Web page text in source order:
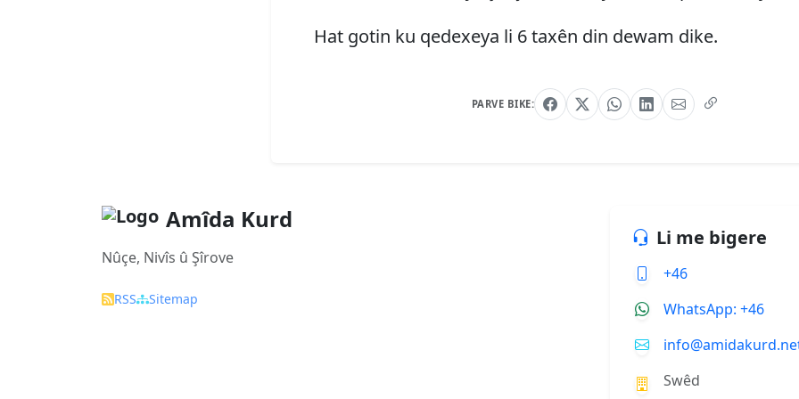
Hat gotin ku qedexeya li 6 taxên din dewam dike.
PARVE BIKE:
Amîda Kurd
Nûçe, Nivîs û Şîrove
RSS Sitemap
Li me bigere
+46
WhatsApp: +46
Swêd